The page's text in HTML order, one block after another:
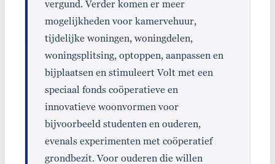
vergund. Verder komen er meer
mogelijkheden voor kamervehuur,
tijdelijke woningen, woningdelen,
woningsplitsing, optoppen, aanpassen en
bijplaatsen en stimuleert Volt met een
speciaal fonds coöperatieve en
innovatieve woonvormen voor
bijvoorbeeld studenten en ouderen,
evenals experimenten met coöperatief
grondbezit. Voor ouderen die willen